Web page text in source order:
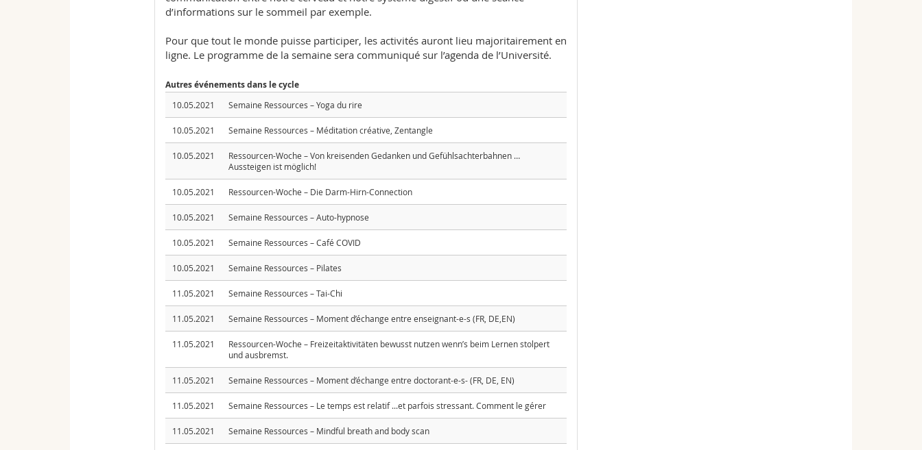
d’informations sur le sommeil par exemple.
Pour que tout le monde puisse participer, les activités auront lieu majoritairement en
ligne. Le programme de la semaine sera communiqué sur l’agenda de l’Université.
Autres événements dans le cycle
10.05.2021 Semaine Ressources – Yoga du rire
10.05.2021 Semaine Ressources – Méditation créative, Zentangle
10.05.2021
Ressourcen-Woche – Von kreisenden Gedanken und Gefühlsachterbahnen …
Aussteigen ist möglich!
10.05.2021 Ressourcen-Woche – Die Darm-Hirn-Connection
10.05.2021 Semaine Ressources – Auto-hypnose
10.05.2021 Semaine Ressources – Café COVID
10.05.2021 Semaine Ressources – Pilates
11.05.2021 Semaine Ressources – Tai-Chi
11.05.2021 Semaine Ressources – Moment d’échange entre enseignant-e-s (FR, DE,EN)
11.05.2021
Ressourcen-Woche – Freizeitaktivitäten bewusst nutzen wenn’s beim Lernen stolpert
und ausbremst.
11.05.2021 Semaine Ressources – Moment d’échange entre doctorant-e-s- (FR, DE, EN)
11.05.2021 Semaine Ressources – Le temps est relatif ...et parfois stressant. Comment le gérer
11.05.2021 Semaine Ressources – Mindful breath and body scan